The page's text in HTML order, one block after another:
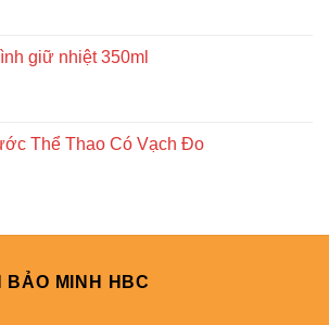
giữ nhiệt 350ml
Thể Thao Có Vạch Đo
BẢO MINH HBC